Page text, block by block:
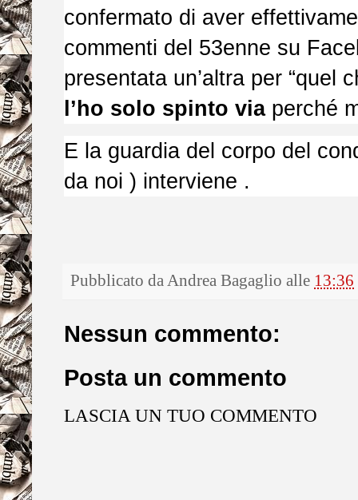
confermato di aver
commenti del 53enne su
presentata un’altra per “quel
l’ho solo spinto viaperché
E la guardia del corpo del
da noi ) interviene .
Pubblicato daAndrea Bagaglio alle 13:36
Nessun commento:
Posta un commento
LASCIA UN TUO COMMENTO